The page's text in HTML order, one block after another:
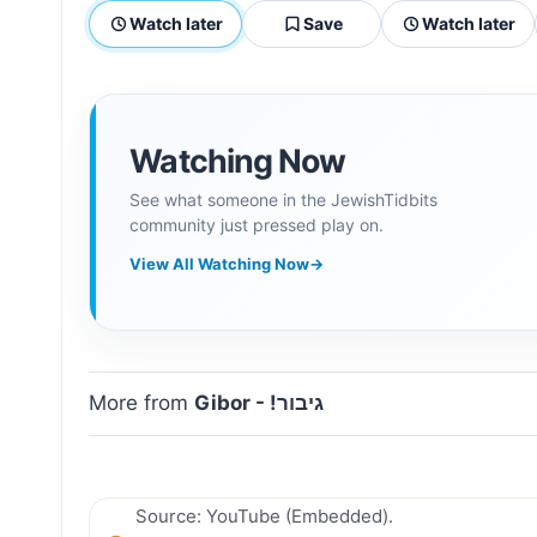
Watch later Save Watch later
Watching Now
See what someone in the JewishTidbits
community just pressed play on.
View All Watching Now→
More from Gibor - !גיבור
Source: YouTube (Embedded).